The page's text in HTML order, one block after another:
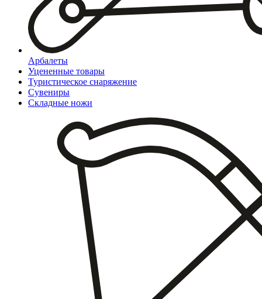
Арбалеты
Уцененные товары
Туристическое снаряжение
Сувениры
Складные ножи